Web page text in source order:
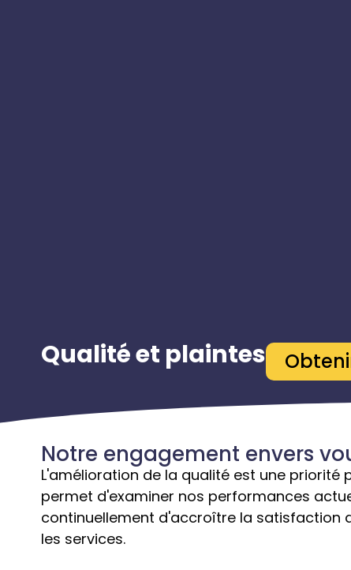
Qualité et plaintes
Notre engagement envers
L'amélioration de la qualité est une priorité
permet d'examiner nos performances
continuellement d'accroître la satisfaction
les services.